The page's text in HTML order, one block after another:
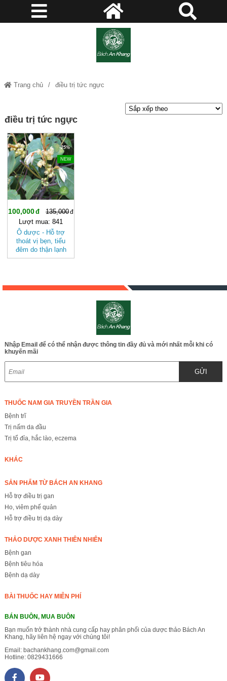
Trang chủ điều trị tức ngực
điều trị tức ngực
-25%
NEW
100,000
135,000
Lượt mua: 841
Ô dược - Hỗ trợ
thoát vị bẹn, tiểu
đêm do thận lạnh
JD328 oduoc
Nhập Email để có thể nhận được thông tin đầy đủ và mới nhất mỗi khi có
khuyến mãi
GỬI
THUỐC NAM GIA TRUYỀN TRẦN GIA
Bệnh trĩ
Trị nấm da đầu
Trị tổ đỉa, hắc lào, eczema
KHÁC
SẢN PHẨM TỪ BÁCH AN KHANG
Hỗ trợ điều trị gan
Ho, viêm phế quản
Hỗ trợ điều trị dạ dày
THẢO DƯỢC XANH THIÊN NHIÊN
Bệnh gan
Bệnh tiêu hóa
Bệnh dạ dày
BÀI THUỐC HAY MIỄN PHÍ
BÁN BUÔN, MUA BUÔN
Bạn muốn trở thành nhà cung cấp hay phân phối của dược thảo Bách An
Khang, hãy liên hệ ngay với chúng tôi!
Email: bachankhang.com@gmail.com
Hotline: 0829431666